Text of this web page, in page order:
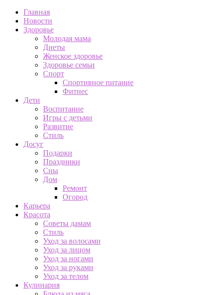
Главная
Новости
Здоровье
Молодая мама
Диеты
Женское здоровье
Здоровье семьи
Спорт
Спортивное питание
Фитнес
Дети
Воспитание
Игры с детьми
Развитие
Стиль
Досуг
Подарки
Праздники
Сны
Дом
Ремонт
Огород
Карьера
Красота
Советы дамам
Стиль
Уход за волосами
Уход за лицом
Уход за ногами
Уход за руками
Уход за телом
Кулинария